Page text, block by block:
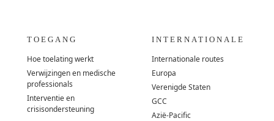
TOEGANG
Hoe toelating werkt
Verwijzingen en medische
professionals
Interventie en
crisisondersteuning
INTERNATIONALE
Internationale routes
Europa
Verenigde Staten
GCC
Azië-Pacific